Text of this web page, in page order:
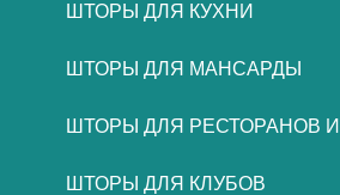
ШТОРЫ ДЛЯ КУХНИ
ШТОРЫ ДЛЯ МАНСАРДЫ
ШТОРЫ ДЛЯ РЕСТОРАНОВ И
ШТОРЫ ДЛЯ КЛУБОВ